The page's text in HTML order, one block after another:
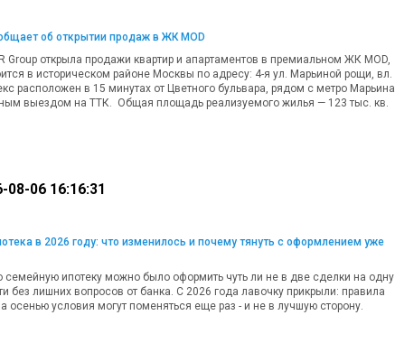
об открытии продаж в ЖК MOD
Group открыла продажи квартир и апартаментов в премиальном ЖК MOD,
в историческом районе Москвы по адресу: 4-я ул. Марьиной рощи, вл.
расположен в 15 минутах от Цветного бульвара, рядом с метро Марьина
выездом на ТТК. Общая площадь реализуемого жилья — 123 тыс. кв.
08-06 16:16:31
в 2026 году: что изменилось и почему тянуть с оформлением уже
ипотеку можно было оформить чуть ли не в две сделки на одну
без лишних вопросов от банка. С 2026 года лавочку прикрыли: правила
осенью условия могут поменяться еще раз - и не в лучшую сторону.